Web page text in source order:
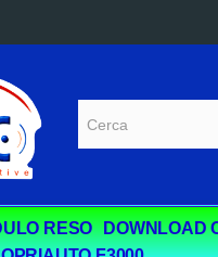
RESO DOWNLOAD